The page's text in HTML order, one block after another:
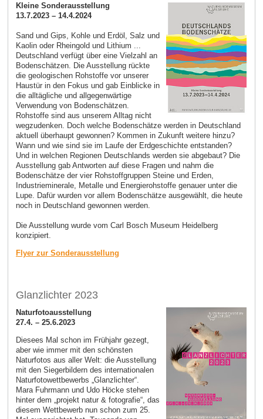
Kleine Sonderausstellung
13.7.2023 – 14.4.2024
Sand und Gips, Kohle und Erdöl, Salz und
Kaolin oder Rheingold und Lithium ...
Deutschland verfügt über eine Vielzahl an
Bodenschätzen. Die Ausstellung rückte
die geologischen Rohstoffe vor unserer
Haustür in den Fokus und gab Einblicke in
die alltägliche und allgegenwärtige
Verwendung von Bodenschätzen.
Rohstoffe sind aus unserem Alltag nicht
wegzudenken. Doch welche Bodenschätze werden in Deutschland
aktuell überhaupt gewonnen? Kommen in Zukunft weitere hinzu?
Wann und wie sind sie im Laufe der Erdgeschichte entstanden?
Und in welchen Regionen Deutschlands werden sie abgebaut? Die
Ausstellung gab Antworten auf diese Fragen und nahm die
Bodenschätze der vier Rohstoffgruppen Steine und Erden,
Industrieminerale, Metalle und Energierohstoffe genauer unter die
Lupe. Dafür wurden vor allem Bodenschätze ausgewählt, die heute
noch in Deutschland gewonnen werden.
Die Ausstellung wurde vom Carl Bosch Museum Heidelberg
konzipiert.
Flyer zur Sonderausstellung
Glanzlichter 2023
Naturfotoausstellung
27.4. – 25.6.2023
Diesees Mal schon im Frühjahr gezegt,
aber wie immer mit den schönsten
Naturfotos aus aller Welt: die Ausstellung
mit den Siegerbildern des internationalen
Naturfotowettbewerbs „Glanzlichter“.
Mara Fuhrmann und Udo Höcke stehen
hinter dem „projekt natur & fotografie“, das
diesem Wettbewerb nun schon zum 25.